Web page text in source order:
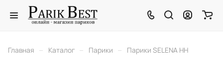
Главная – Каталог – Парики – Парики SELENA HH